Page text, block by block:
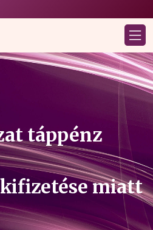
táppénz
miatt